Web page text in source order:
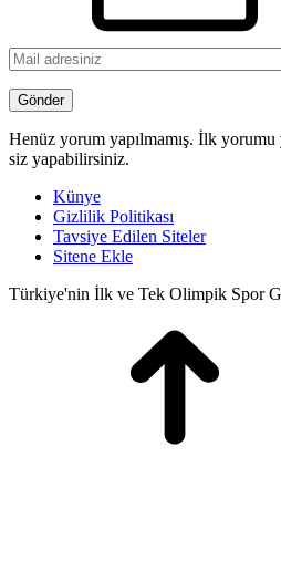
Henüz yorum yapılmamış. İlk yorumu
siz yapabilirsiniz.
Künye
Gizlilik Politikası
Tavsiye Edilen Siteler
Sitene Ekle
Türkiye'nin İlk ve Tek Olimpik Spor